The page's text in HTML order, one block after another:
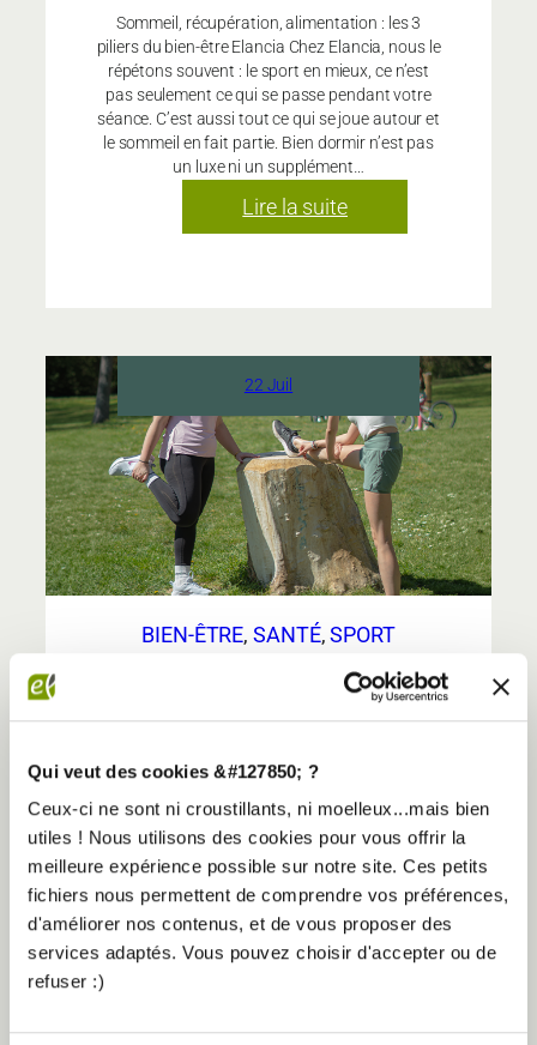
Qui veut des cookies &#127850; ?
Ceux-ci ne sont ni croustillants, ni moelleux...mais bien
utiles ! Nous utilisons des cookies pour vous offrir la
meilleure expérience possible sur notre site. Ces petits
fichiers nous permettent de comprendre vos préférences,
d'améliorer nos contenus, et de vous proposer des
services adaptés. Vous pouvez choisir d'accepter ou de
refuser :)
Sommeil, récupération, alimentation : les 3
piliers du bien-être Elancia Chez Elancia, nous le
répétons souvent : le sport en mieux, ce n’est
pas seulement ce qui se passe pendant votre
séance. C’est aussi tout ce qui se joue autour et
le sommeil en fait partie. Bien dormir n’est pas
un luxe ni un supplément…
Lire la suite:
Sommeil,
les
piliers
du
bien-
être
Elancia
22 Juil
BIEN-ÊTRE, SANTÉ, SPORT
RÉCUPÉRATION SPORTIVE : POURQUOI LE
REPOS FAIT AUTANT PROGRESSER QUE
autant progresser que l’entraînement On
l’intensité : plus on pousse, plus on avance.
Pourtant, une grande partie des résultats se
joue en dehors de la salle, pendant les phases
de repos. Sommeil, mobilité, jours off : ces
éléments ne sont pas des…
Lire la suite:
: